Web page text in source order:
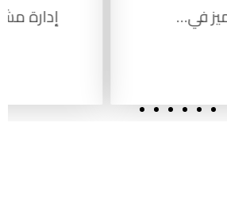
التخطيط والتنفيذ…